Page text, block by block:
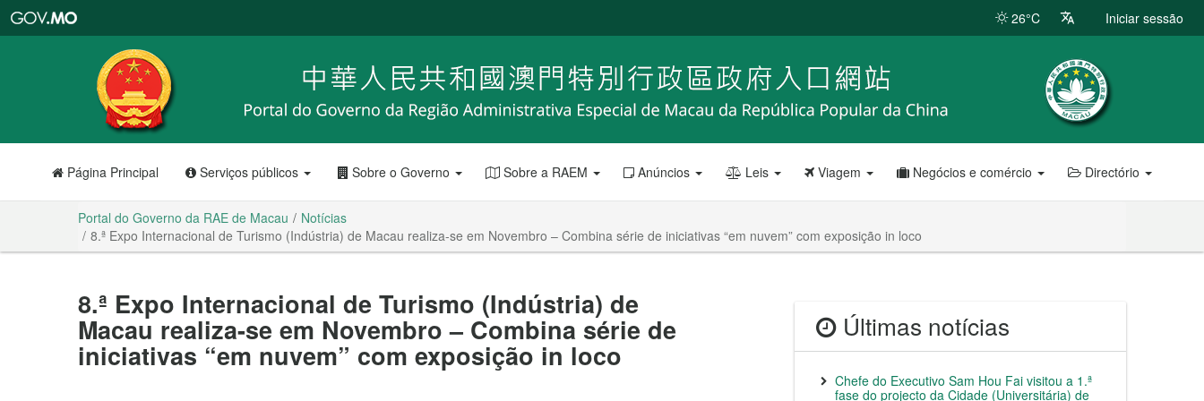
RAE
de
Macau
26°C Iniciar sessão
Página Principal Serviços públicos Sobre o Governo Sobre a RAEM Anúncios Leis Viagem Negócios e comércio Directório
Portal do Governo da RAE de Macau
Notícias
8.ª Expo Internacional de Turismo (Indústria) de Macau realiza-se em Novembro – Combina série de iniciativas “em nuvem” com exposição in loco
8.ª Expo Internacional de Turismo (Indústria) de
Macau realiza-se em Novembro – Combina série de
iniciativas “em nuvem” com exposição in loco
Últimas notícias
Chefe do Executivo Sam Hou Fai visitou a 1.ª
fase do projecto da Cidade (Universitária) de